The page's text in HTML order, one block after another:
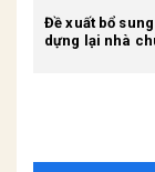
Đề xuất bổ
dựng lại nhà